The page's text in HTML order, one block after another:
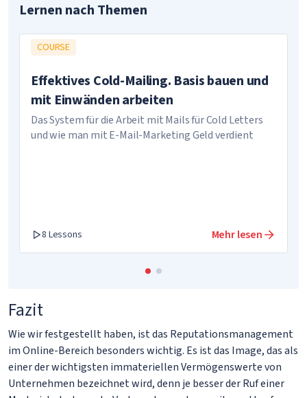
Lernen nach Themen
COURSE
Effektives Cold-Mailing. Basis bauen und
mit Einwänden arbeiten
Das System für die Arbeit mit Mails für Cold Letters
und wie man mit E-Mail-Marketing Geld verdient
8 Lessons Mehr lesen
Fazit
Wie wir festgestellt haben, ist das Reputationsmanagement
im Online-Bereich besonders wichtig. Es ist das Image, das als
einer der wichtigsten immateriellen Vermögenswerte von
Unternehmen bezeichnet wird, denn je besser der Ruf einer